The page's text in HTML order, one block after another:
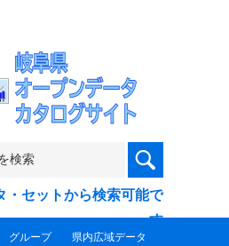
・セットから検索可能で
す
グループ 県内広域データ